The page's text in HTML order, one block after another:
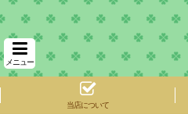
メニュー
当店について